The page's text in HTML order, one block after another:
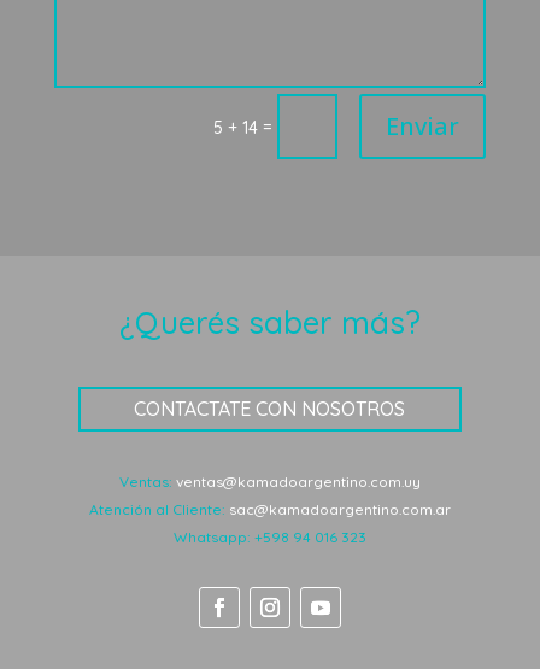
5 + 14 = Enviar
¿Querés saber más?
CONTACTATE CON NOSOTROS
Ventas: ventas@kamadoargentino.com.uy
Atención al Cliente: sac@kamadoargentino.com.ar
Whatsapp: +598 94 016 323